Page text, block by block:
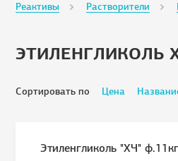
Реактивы Растворители
ЭТИЛЕНГЛИКОЛЬ
Сортировать по Цена
Этиленгликоль "ХЧ" ф.11кг